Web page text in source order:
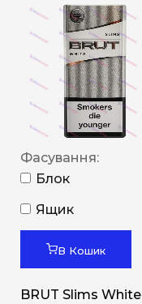
Фасування:
Блок
Ящик
В Кошик
BRUT Slims White